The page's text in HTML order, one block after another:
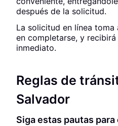
después de la solicitud.
La solicitud en línea
en completarse, y
inmediato.
Reglas de
Salvador
Siga estas pautas